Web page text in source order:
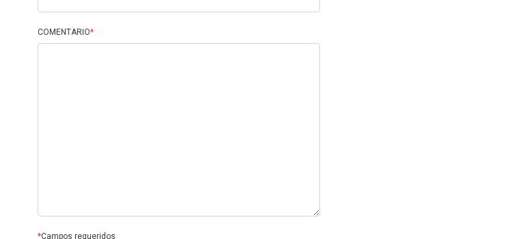
COMENTARIO*
*Campos requeridos